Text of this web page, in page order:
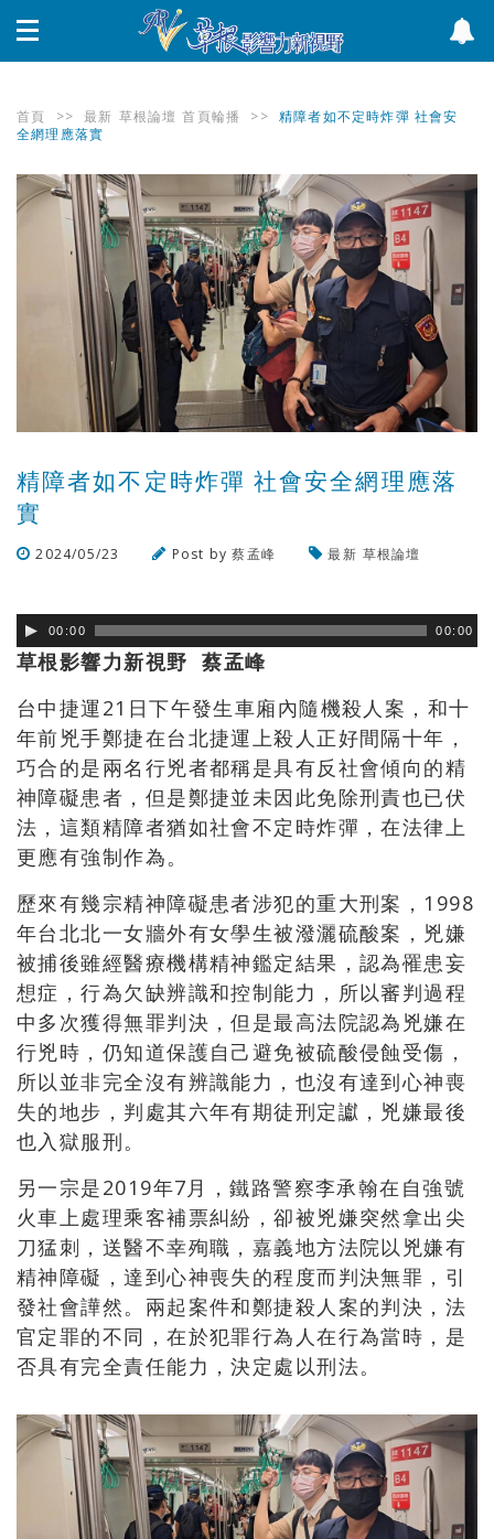
首頁 >> 最新 草根論壇 首頁輪播 >> 精障者如不定時炸彈 社會安
全網理應落實
精障者如不定時炸彈 社會安全網理應落
實
2024/05/23 Post by蔡孟峰 最新 草根論壇
00:00 00:00
草根影響力新視野 蔡孟峰
台中捷運21日下午發生車廂內隨機殺人案，和十
年前兇手鄭捷在台北捷運上殺人正好間隔十年，
巧合的是兩名行兇者都稱是具有反社會傾向的精
神障礙患者，但是鄭捷並未因此免除刑責也已伏
法，這類精障者猶如社會不定時炸彈，在法律上
更應有強制作為。
歷來有幾宗精神障礙患者涉犯的重大刑案，1998
年台北北一女牆外有女學生被潑灑硫酸案，兇嫌
被捕後雖經醫療機構精神鑑定結果，認為罹患妄
想症，行為欠缺辨識和控制能力，所以審判過程
中多次獲得無罪判決，但是最高法院認為兇嫌在
行兇時，仍知道保護自己避免被硫酸侵蝕受傷，
所以並非完全沒有辨識能力，也沒有達到心神喪
失的地步，判處其六年有期徒刑定讞，兇嫌最後
也入獄服刑。
另一宗是2019年7月，鐵路警察李承翰在自強號
火車上處理乘客補票糾紛，卻被兇嫌突然拿出尖
刀猛刺，送醫不幸殉職，嘉義地方法院以兇嫌有
精神障礙，達到心神喪失的程度而判決無罪，引
發社會譁然。兩起案件和鄭捷殺人案的判決，法
官定罪的不同，在於犯罪行為人在行為當時，是
否具有完全責任能力，決定處以刑法。